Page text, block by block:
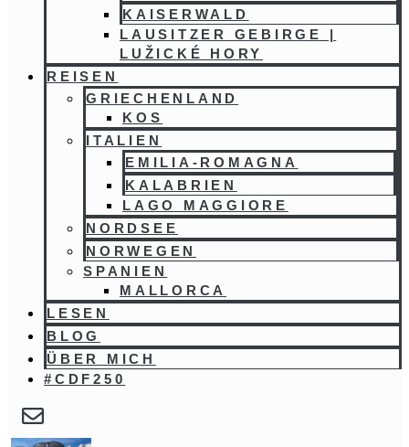
KAISERWALD
LAUSITZER GEBIRGE |
LUŽICKÉ HORY
REISEN
GRIECHENLAND
KOS
ITALIEN
EMILIA-ROMAGNA
KALABRIEN
LAGO MAGGIORE
NORDSEE
NORWEGEN
SPANIEN
MALLORCA
LESEN
BLOG
ÜBER MICH
#CDF250